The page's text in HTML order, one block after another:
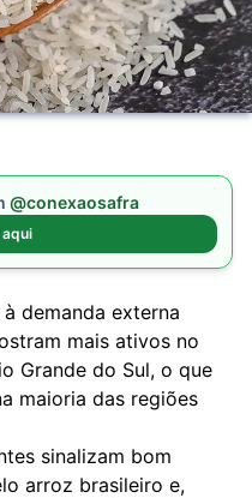
@conexaosafra
demanda externa
mais ativos no
Grande do Sul, o que
maioria das regiões
sinalizam bom
arroz brasileiro e,